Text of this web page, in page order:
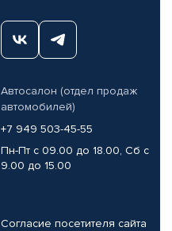
Автосалон (отдел продаж
автомобилей)
+7 949 503-45-55
Пн-Пт с 09.00 до 18.00, Сб с
9.00 до 15.00
Согласие посетителя сайта